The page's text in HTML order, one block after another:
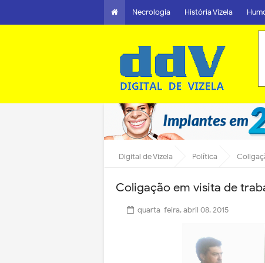
Necrologia História Vizela
Digital de Vizela Política
Coligação em visita de
quarta-feira, abril 08, 2015